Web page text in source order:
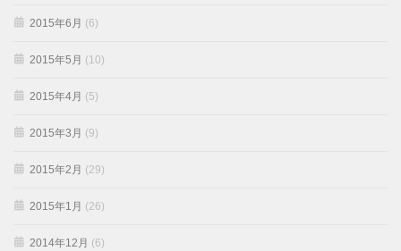
2015年6月 (6)
2015年5月 (10)
2015年4月 (5)
2015年3月 (9)
2015年2月 (29)
2015年1月 (26)
2014年12月 (6)